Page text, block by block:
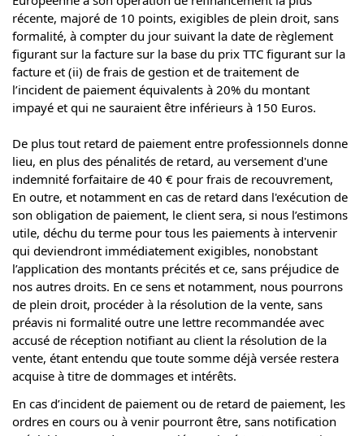
récente, majoré de 10 points, exigibles de plein droit, sans
formalité, à compter du jour suivant la date de règlement
figurant sur la facture sur la base du prix TTC figurant sur la
facture et (ii) de frais de gestion et de traitement de
l’incident de paiement équivalents à 20% du montant
impayé et qui ne sauraient être inférieurs à 150 Euros.
De plus tout retard de paiement entre professionnels donne
lieu, en plus des pénalités de retard, au versement d'une
indemnité forfaitaire de 40 € pour frais de recouvrement,
En outre, et notamment en cas de retard dans l'exécution de
son obligation de paiement, le client sera, si nous l’estimons
utile, déchu du terme pour tous les paiements à intervenir
qui deviendront immédiatement exigibles, nonobstant
l’application des montants précités et ce, sans préjudice de
nos autres droits. En ce sens et notamment, nous pourrons
de plein droit, procéder à la résolution de la vente, sans
préavis ni formalité outre une lettre recommandée avec
accusé de réception notifiant au client la résolution de la
vente, étant entendu que toute somme déjà versée restera
acquise à titre de dommages et intérêts.
En cas d’incident de paiement ou de retard de paiement, les
ordres en cours ou à venir pourront être, sans notification